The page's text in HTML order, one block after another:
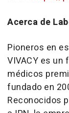
Acerca de
Pioneros en
VIVACY es
médicos
fundado en
Reconocidos